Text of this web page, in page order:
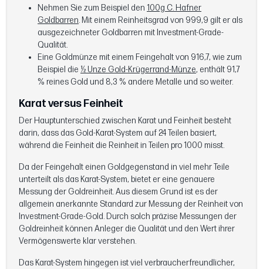
Nehmen Sie zum Beispiel den 100g C. Hafner
Goldbarren. Mit einem Reinheitsgrad von 999,9 gilt er als
ausgezeichneter Goldbarren mit Investment-Grade-
Qualität.
Eine Goldmünze mit einem Feingehalt von 916,7, wie zum
Beispiel die ½ Unze Gold-Krügerrand-Münze, enthält 91,7
% reines Gold und 8,3 % andere Metalle und so weiter.
Karat versus Feinheit
Der Hauptunterschied zwischen Karat und Feinheit besteht
darin, dass das Gold-Karat-System auf 24 Teilen basiert,
während die Feinheit die Reinheit in Teilen pro 1000 misst.
Da der Feingehalt einen Goldgegenstand in viel mehr Teile
unterteilt als das Karat-System, bietet er eine genauere
Messung der Goldreinheit. Aus diesem Grund ist es der
allgemein anerkannte Standard zur Messung der Reinheit von
Investment-Grade-Gold. Durch solch präzise Messungen der
Goldreinheit können Anleger die Qualität und den Wert ihrer
Vermögenswerte klar verstehen.
Das Karat-System hingegen ist viel verbraucherfreundlicher,